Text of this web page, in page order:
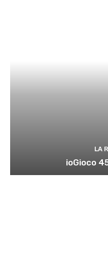
LA
ioGioco